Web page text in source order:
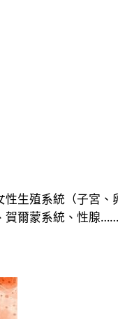
生殖系統（子宮、
賀爾蒙系統、性腺……